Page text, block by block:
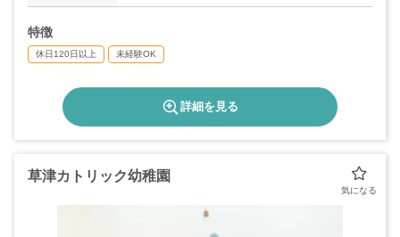
特徴
休日120日以上 未経験OK
詳細を見る
草津カトリック幼稚園